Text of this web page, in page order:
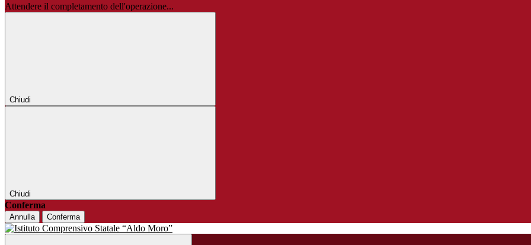
Attendere il completamento dell'operazione...
Chiudi
Chiudi
Conferma
Annulla Conferma